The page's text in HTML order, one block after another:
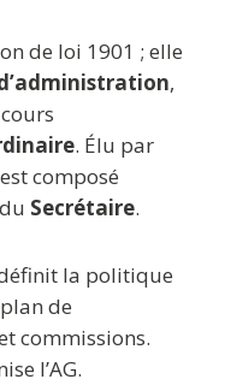
de loi 1901 ; elle
,
. Élu par
composé
Secrétaire.
la politique
de
commissions.
l’AG.